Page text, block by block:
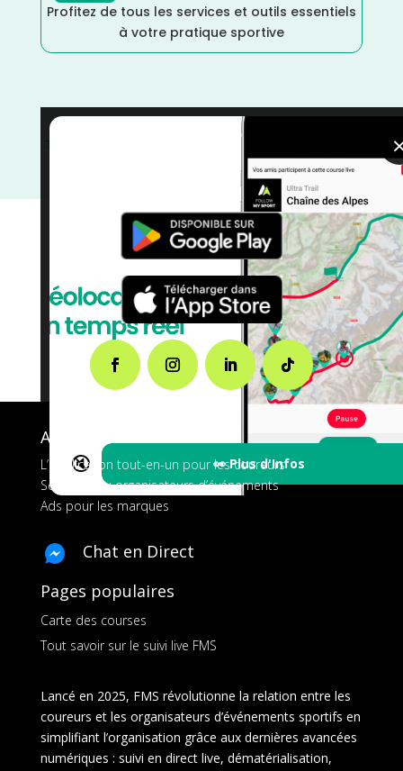
Profitez de tous les services et outils essentiels
à votre pratique sportive
🔇 👀 Plus d'Infos
Trail
/courses/Côtes
Bretagne
A propos de FMS
L’application tout-en-un pour les coureurs
Services aux organisateurs d’événements
Ads pour les marques
Chat en Direct
Pages populaires
Carte des courses
Tout savoir sur le suivi live FMS
Lancé en 2025, FMS révolutionne la relation entre les
coureurs et les organisateurs d’événements sportifs en
simplifiant l’organisation grâce aux dernières avancées
numériques : suivi en direct live, dématérialisation,